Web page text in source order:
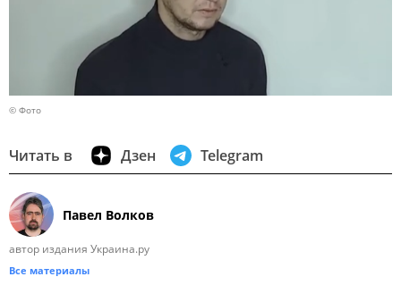
© Фото
Читать в Дзен Telegram
Павел Волков
автор издания Украина.ру
Все материалы